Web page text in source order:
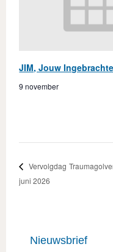
JIM, Jouw
9 november
Vervolgdag
juni 2026
Nieuwsbrief